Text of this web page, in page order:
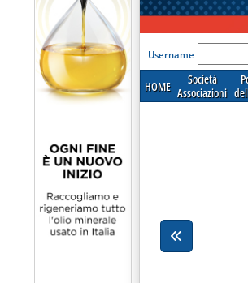
'Modulo
Username
HOME
Società
Associazioni